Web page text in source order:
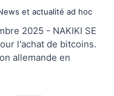
et actualité ad hoc
2025 - NAKIKI SE
l'achat de bitcoins.
allemande en